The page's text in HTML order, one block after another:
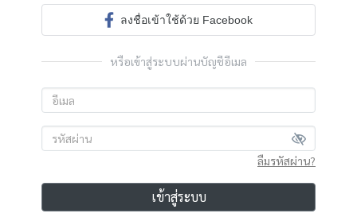
ลงชื่อเข้าใช้ด้วย Facebook
หรือเข้าสู่ระบบผ่านบัญชีอีเมล
ลืมรหัสผ่าน?
เข้าสู่ระบบ